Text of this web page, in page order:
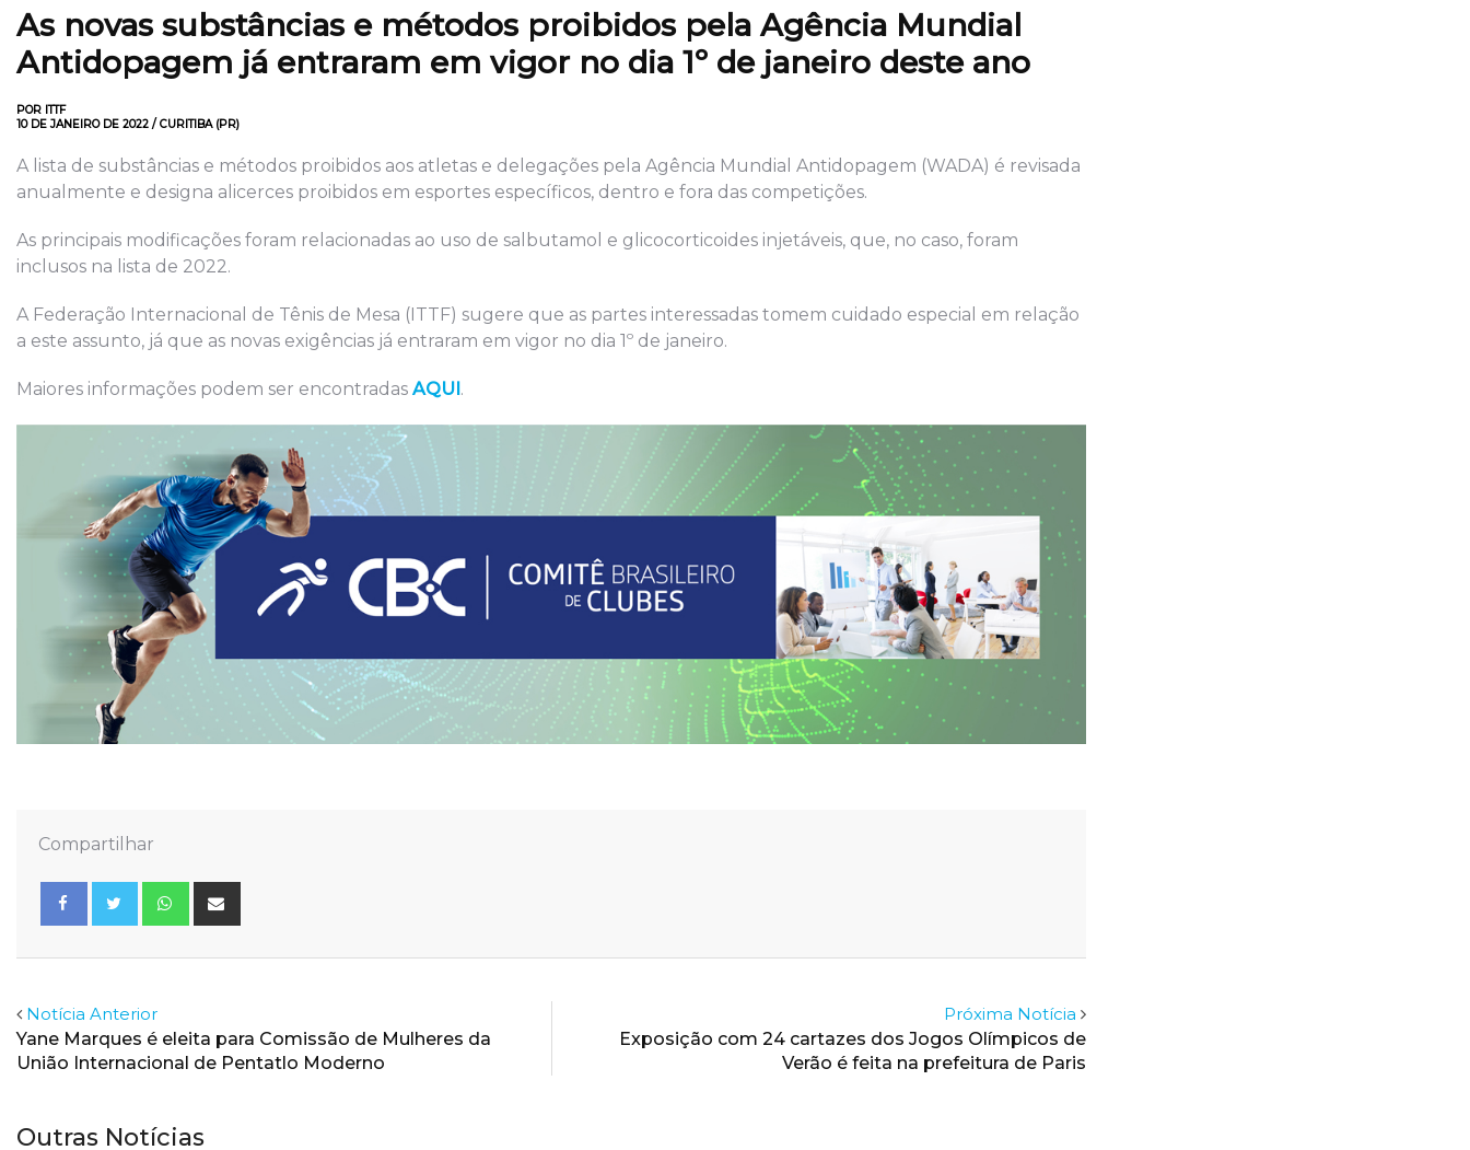
As novas substâncias e métodos proibidos pela Agência Mundial
Antidopagem já entraram em vigor no dia 1º de janeiro deste ano
POR ITTF
10 DE JANEIRO DE 2022 / CURITIBA (PR)
A lista de substâncias e métodos proibidos aos atletas e delegações pela Agência Mundial Antidopagem (WADA) é revisada
anualmente e designa alicerces proibidos em esportes específicos, dentro e fora das competições.
As principais modificações foram relacionadas ao uso de salbutamol e glicocorticoides injetáveis, que, no caso, foram
inclusos na lista de 2022.
A Federação Internacional de Tênis de Mesa (ITTF) sugere que as partes interessadas tomem cuidado especial em relação
a este assunto, já que as novas exigências já entraram em vigor no dia 1º de janeiro.
Maiores informações podem ser encontradas AQUI.
Compartilhar
Whatsapp
Notícia Anterior
Yane Marques é eleita para Comissão de Mulheres da
União Internacional de Pentatlo Moderno
Próxima Notícia
Exposição com 24 cartazes dos Jogos Olímpicos de
Verão é feita na prefeitura de Paris
Outras Notícias